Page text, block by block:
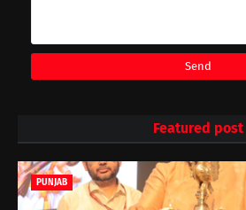
Featured post
PUNJAB